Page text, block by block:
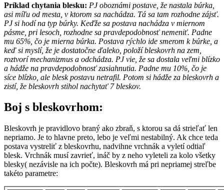
Príklad chytania blesku: PJ oboznámi postave, že nastala búrka,
asi míľu od mesta, v ktorom sa nachádza. Tá sa tam rozhodne zájsť.
PJ si hodí na typ búrky. Keďže sa postava nachádza v miernom
pásme, pri lesoch, rozhodne sa pravdepodobnosť nemeniť. Padne
mu 65%, čo je mierna búrka. Postava rýchlo ide smerom k búrke, a
keď si myslí, že je dostatočne ďaleko, položí bleskovrh na zem,
roztvorí mechanizmus a odchádza. PJ vie, že sa dostala veľmi blízko
a hádže na pravdepodobnosť zasiahnutia. Padne mu 10%, čo je
síce blízko, ale blesk postavu netrafil. Potom si hádže za bleskovrh a
zistí, že bleskovrh stihol nachytať 7 bleskov.
Boj s bleskovrhom:
Bleskovrh je pravidlovo braný ako zbraň, s ktorou sa dá strieľať len
nepriamo. Je to hlavne preto, lebo je veľmi nestabilný. Ak chce teda
postava vystreliť z bleskovrhu, nadvihne vrchnák a vyletí odtiaľ
blesk. Vrchnák musí zavrieť, ináč by z neho vyleteli za kolo všetky
blesky( nezávisle na ich počte). Bleskovrh má pri nepriamej streľbe
takéto parametre: